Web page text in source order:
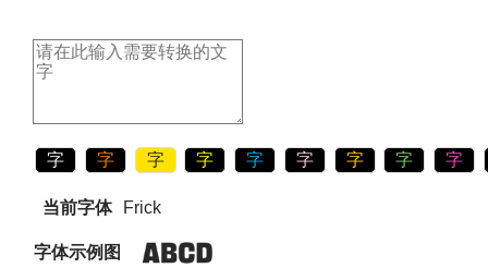
字 字 字 字 字 字 字 字 字
当前字体 Frick
字体示例图